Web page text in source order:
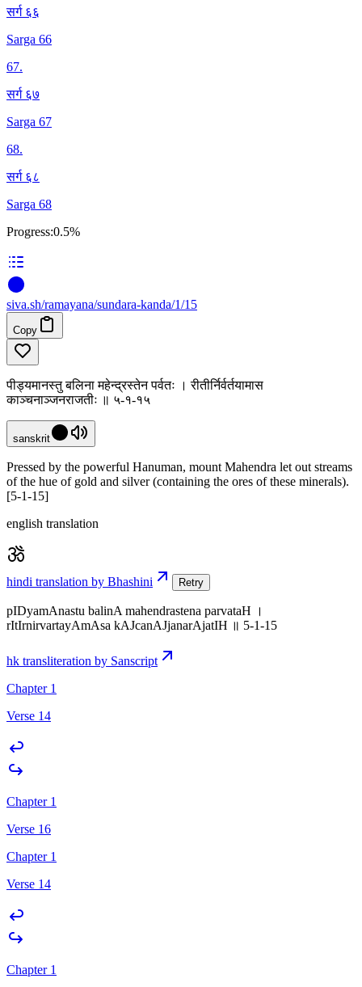
सर्ग ६६
Sarga 66
67.
सर्ग ६७
Sarga 67
68.
सर्ग ६८
Sarga 68
Progress:0.5%
siva.sh/ramayana/sundara-kanda/1/15
Copy
पीड्यमानस्तु बलिना महेन्द्रस्तेन पर्वतः । रीतीर्निर्वर्तयामास
काञ्चनाञ्जनराजतीः ॥ ५-१-१५
sanskrit
Pressed by the powerful Hanuman, mount Mahendra let out streams
of the hue of gold and silver (containing the ores of these minerals).
[5-1-15]
english translation
hindi translation by Bhashini Retry
pIDyamAnastu balinA mahendrastena parvataH ।
rItIrnirvartayAmAsa kAJcanAJjanarAjatIH ॥ 5-1-15
hk transliteration by Sanscript
Chapter 1
Verse 14
Chapter 1
Verse 16
Chapter 1
Verse 14
Chapter 1